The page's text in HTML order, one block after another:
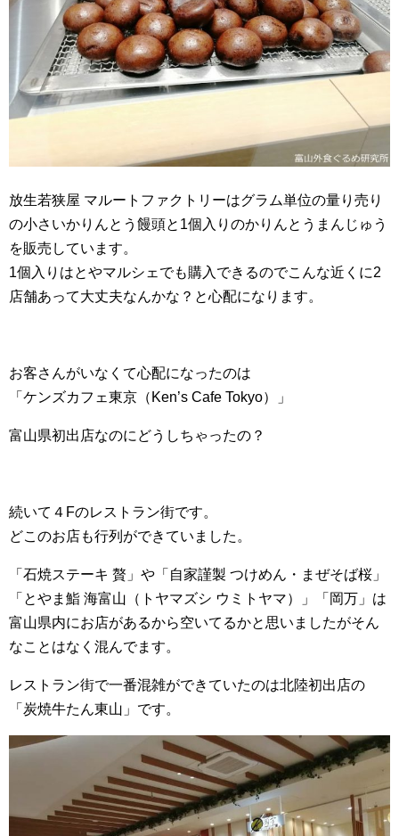
放生若狭屋 マルートファクトリーはグラム単位の量り売り
の小さいかりんとう饅頭と1個入りのかりんとうまんじゅう
を販売しています。
1個入りはとやマルシェでも購入できるのでこんな近くに2
店舗あって大丈夫なんかな？と心配になります。
お客さんがいなくて心配になったのは
「ケンズカフェ東京（Ken’s Cafe Tokyo）」
富山県初出店なのにどうしちゃったの？
続いて４Fのレストラン街です。
どこのお店も行列ができていました。
「石焼ステーキ 贅」や「自家謹製 つけめん・まぜそば桜」
「とやま鮨 海富山（トヤマズシ ウミトヤマ）」「岡万」は
富山県内にお店があるから空いてるかと思いましたがそん
なことはなく混んでます。
レストラン街で一番混雑ができていたのは北陸初出店の
「炭焼牛たん東山」です。